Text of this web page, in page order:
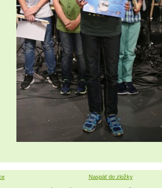
Naspäť do zložky